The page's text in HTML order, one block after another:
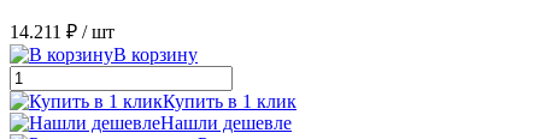
14.211 ₽ / шт
В корзину
Купить в 1 клик
Нашли дешевле